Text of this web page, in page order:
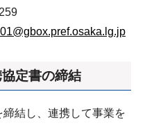
定書の締結
結し、連携して事業を